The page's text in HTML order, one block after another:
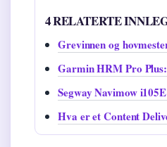
4 RELATERTE
Grevinnen og
Garmin HRM Pro
Segway Navimow
Hva er et Content